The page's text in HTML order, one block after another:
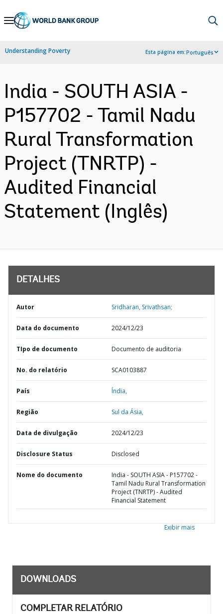
Skip
Navigation
Understanding Poverty Esta página em:Português
India - SOUTH ASIA -
P157702 - Tamil Nadu
Rural Transformation
Project (TNRTP) -
Audited Financial
Statement (Inglês)
DETALHES
Autor Sridharan, Srivathsan;
Data do documento 2024/12/23
TIpo de documento Documento de auditoria
No. do relatório SCA0103887
País Índia,
Região Sul da Ásia,
Data de divulgação 2024/12/23
Disclosure Status Disclosed
Nome do documento
India - SOUTH ASIA - P157702 -
Tamil Nadu Rural Transformation
Project (TNRTP) - Audited
Financial Statement
Exibir mais
DOWNLOADS
COMPLETAR RELATÓRIO